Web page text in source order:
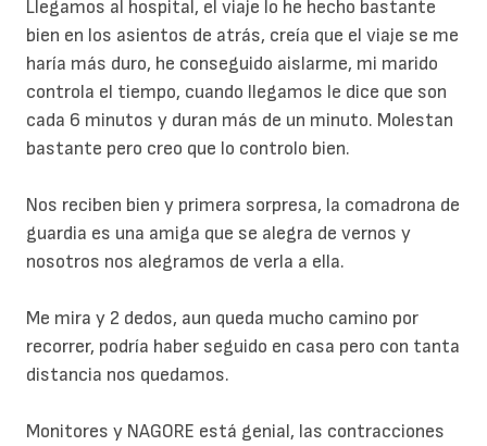
Llegamos al hospital, el viaje lo he hecho bastante
bien en los asientos de atrás, creía que el viaje se me
haría más duro, he conseguido aislarme, mi marido
controla el tiempo, cuando llegamos le dice que son
cada 6 minutos y duran más de un minuto. Molestan
bastante pero creo que lo controlo bien.
Nos reciben bien y primera sorpresa, la comadrona de
guardia es una amiga que se alegra de vernos y
nosotros nos alegramos de verla a ella.
Me mira y 2 dedos, aun queda mucho camino por
recorrer, podría haber seguido en casa pero con tanta
distancia nos quedamos.
Monitores y NAGORE está genial, las contracciones